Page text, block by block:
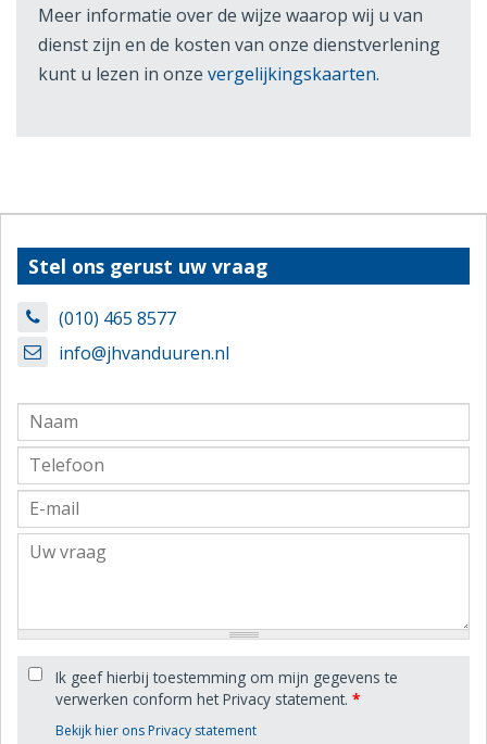
Meer informatie over de wijze waarop wij u van
dienst zijn en de kosten van onze dienstverlening
kunt u lezen in onze vergelijkingskaarten.
Stel ons gerust uw vraag
(010) 465 8577
info@jhvanduuren.nl
Ik geef hierbij toestemming om mijn gegevens te
verwerken conform het Privacy statement. *
Bekijk hier ons Privacy statement